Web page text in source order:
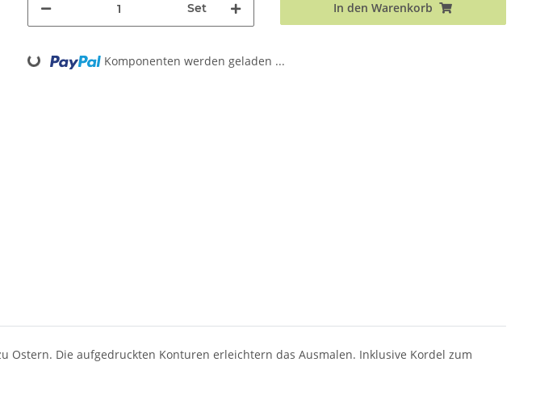
Set In den Warenkorb
Loading... Komponenten werden geladen ...
Die aufgedruckten Konturen erleichtern das Ausmalen. Inklusive Kordel zum